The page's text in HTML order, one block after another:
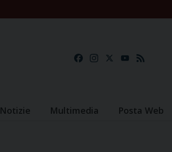
FacebookInstagramYouTube
Notizie Multimedia Posta Web